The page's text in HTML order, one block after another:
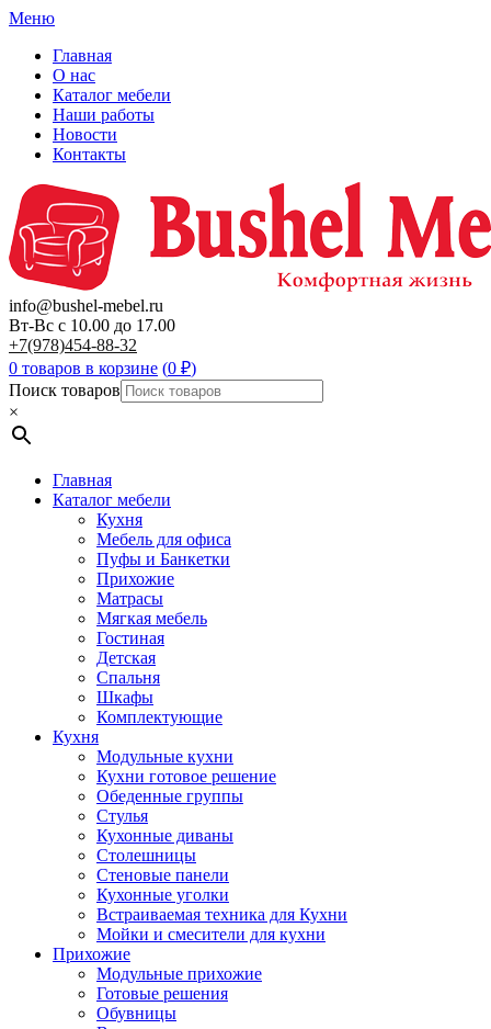
Меню
Главная
О нас
Каталог мебели
Наши работы
Новости
Контакты
info@bushel-mebel.ru
Вт-Вс c 10.00 до 17.00
+7(978)454-88-32
0 товаров в корзине (0 ₽)
Поиск товаров
×
Главная
Каталог мебели
Кухня
Мебель для офиса
Пуфы и Банкетки
Прихожие
Матрасы
Мягкая мебель
Гостиная
Детская
Спальня
Шкафы
Комплектующие
Кухня
Модульные кухни
Кухни готовое решение
Обеденные группы
Стулья
Кухонные диваны
Столешницы
Стеновые панели
Кухонные уголки
Встраиваемая техника для Кухни
Мойки и смесители для кухни
Прихожие
Модульные прихожие
Готовые решения
Обувницы